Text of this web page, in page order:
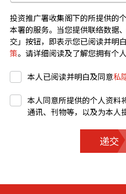
投资推广署收集阁下的所提供的
本署的服务。当您提供联络数据
交」按钮，即表示您已阅读并明
策。请详细阅读及了解您拥有个
本人已阅读并明白及同意私
本人同意所提供的个人资料
通讯、刊物等，以及为本人
递交